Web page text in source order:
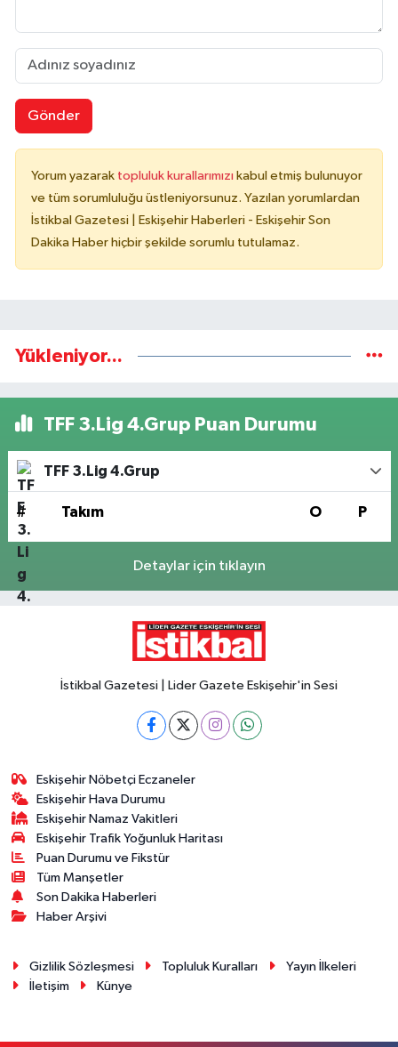
Gönder
Yorum yazarak topluluk kurallarımızı kabul etmiş bulunuyor
ve tüm sorumluluğu üstleniyorsunuz. Yazılan yorumlardan
İstikbal Gazetesi | Eskişehir Haberleri - Eskişehir Son
Dakika Haber hiçbir şekilde sorumlu tutulamaz.
Yükleniyor...
TFF 3.Lig 4.Grup Puan Durumu
TFF 3.Lig 4.Grup
# Takım O P
Detaylar için tıklayın
İstikbal Gazetesi | Lider Gazete Eskişehir'in Sesi
Eskişehir Nöbetçi Eczaneler
Eskişehir Hava Durumu
Eskişehir Namaz Vakitleri
Eskişehir Trafik Yoğunluk Haritası
Puan Durumu ve Fikstür
Tüm Manşetler
Son Dakika Haberleri
Haber Arşivi
Gizlilik Sözleşmesi Topluluk Kuralları
Yayın İlkeleri
İletişim
Künye